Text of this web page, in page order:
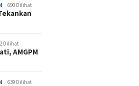
690 Dilihat
Dilihat
AMGPM
639 Dilihat